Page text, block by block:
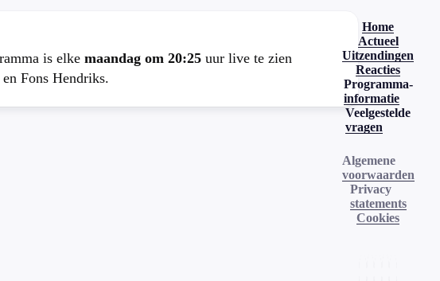
is elke maandag om 20:25 uur live te zien
Fons Hendriks.
Home
Actueel
Uitzendingen
Reacties
Programma-
informatie
Veelgestelde
vragen
Algemene
voorwaarden
Privacy
statements
Cookies